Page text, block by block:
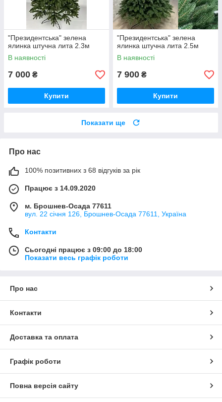
"Президентська" зелена
ялинка штучна лита 2.3м
В наявності
7 000 ₴
Купити
"Президентська" зелена
ялинка штучна лита 2.5м
В наявності
7 900 ₴
Купити
Показати ще
Про нас
100% позитивних з 68 відгуків за рік
Працює з 14.09.2020
м. Брошнев-Осада 77611
вул. 22 січня 126, Брошнев-Осада 77611, Україна
Контакти
Сьогодні працює з 09:00 до 18:00
Показати весь графік роботи
Про нас
Контакти
Доставка та оплата
Графік роботи
Повна версія сайту